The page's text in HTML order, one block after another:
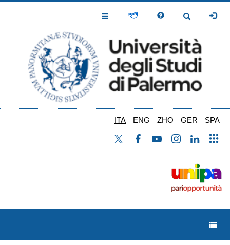
Toggle
Toggle
ITA ENG ZHO GER SPA